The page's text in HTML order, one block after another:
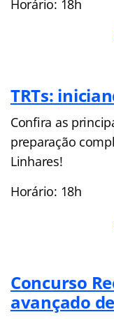
Horário: 18h
TRTs:
Confira as
preparação
Linhares!
Horário: 18h
Concurso
avançado